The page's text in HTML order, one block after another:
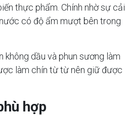
thực phẩm. Chính nhờ sự cải
có độ ẩm mượt bên trong
không dầu và phun sương làm
làm chín từ từ nên giữ được
hợp